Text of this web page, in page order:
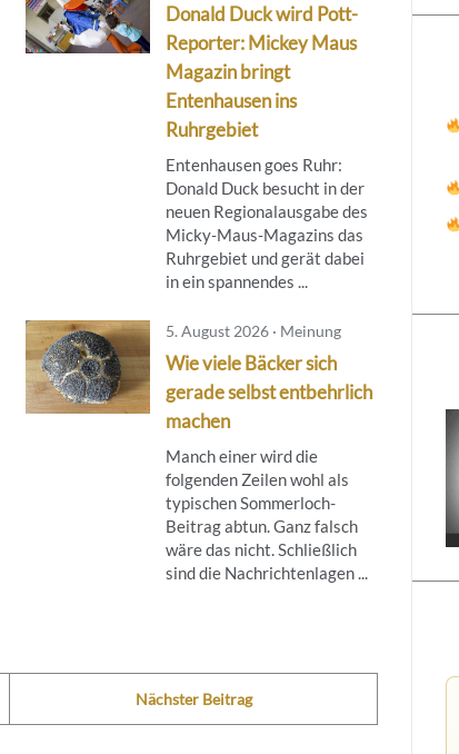
Donald Duck wird Pott-
Reporter: Mickey Maus
Magazin bringt
Entenhausen ins
Ruhrgebiet
Entenhausen goes Ruhr:
Donald Duck besucht in der
neuen Regionalausgabe des
Micky‑Maus‑Magazins das
Ruhrgebiet und gerät dabei
in ein spannendes ...
5. August 2026 · Meinung
Wie viele Bäcker sich
gerade selbst entbehrlich
machen
Manch einer wird die
folgenden Zeilen wohl als
typischen Sommerloch-
Beitrag abtun. Ganz falsch
wäre das nicht. Schließlich
sind die Nachrichtenlagen ...
Nächster Beitrag